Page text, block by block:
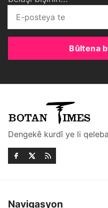
Bûltena
Dengekê kurdî ye li
Navigasyon